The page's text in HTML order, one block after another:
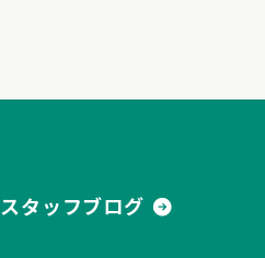
スタッフブログ